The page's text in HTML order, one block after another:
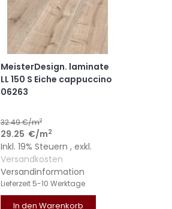
MeisterDesign. laminate
LL 150 S Eiche cappuccino
06263
32.49€/m2
29.25 €/m2
Inkl. 19% Steuern , exkl.
Versandkosten
Versandinformation
Lieferzeit 5-10 Werktage
In den Warenkorb